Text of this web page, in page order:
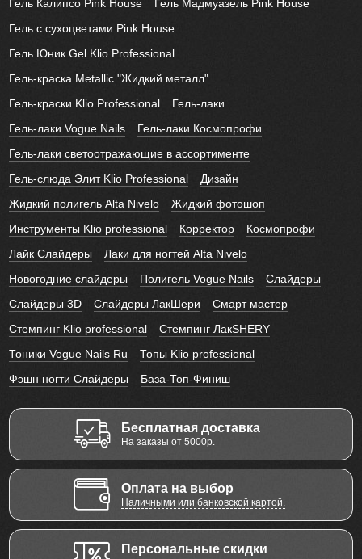
Гель Калипсо Pink House
Гель Мадмуазель Pink House
Гель с сухоцветами Pink House
Гель Юник Gel Klio Professional
Гель-краска Metallic "Жидкий металл"
Гель-краски Klio Professional
Гель-лаки
Гель-лаки Vogue Nails
Гель-лаки Космопрофи
Гель-лаки светоотражающие в ассортименте
Гель-слюда Элит Klio Professional
Дизайн
Жидкий полигель Alta Nivelo
Жидкий фотошоп
Инструменты Klio professional
Корректор
Космопрофи
Лайк Слайдеры
Лаки для ногтей Alta Nivelo
Новогодние слайдеры
Полигель Vogue Nails
Слайдеры
Слайдеры 3D
Слайдеры ЛакШери
Смарт мастер
Стемпинг Klio professional
Стемпинг ЛакSHERY
Тоники Vogue Nails Ru
Топы Klio professional
Фэшн ногти Слайдеры
База-Топ-Финиш
Бесплатная доставка
На заказы от 5000р.
Оплата на выбор
Наличными или банковской картой.
Персональные скидки